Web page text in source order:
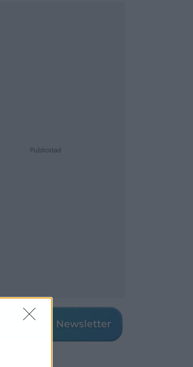
Publicidad